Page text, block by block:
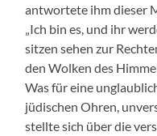
antwortete ihm dieser
„Ich bin es, und ihr
sitzen sehen zur
den Wolken des
Was für eine
jüdischen Ohren,
stellte sich über die